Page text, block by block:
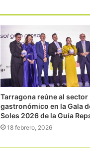
Tarragona reúne al sector
gastronómico en la Gala
Soles 2026 de la Guía
18 febrero, 2026